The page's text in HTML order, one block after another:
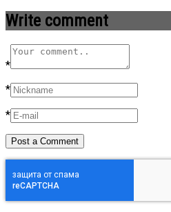
Write comment
*
*
*